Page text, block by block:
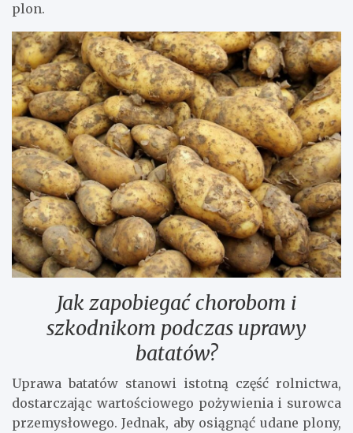
plon.
Jak zapobiegać chorobom i
szkodnikom podczas uprawy
batatów?
Uprawa batatów stanowi istotną część rolnictwa,
dostarczając wartościowego pożywienia i surowca
przemysłowego. Jednak, aby osiągnąć udane plony,